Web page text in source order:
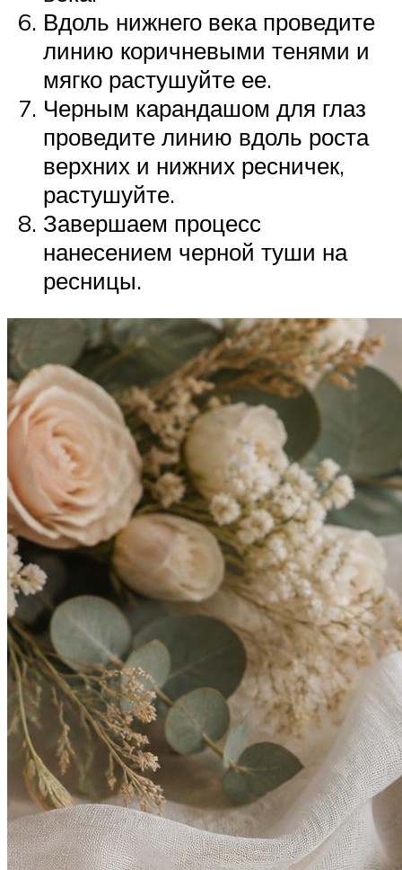
Вдоль нижнего века проведите
линию коричневыми тенями и
мягко растушуйте ее.
Черным карандашом для глаз
проведите линию вдоль роста
верхних и нижних ресничек,
растушуйте.
Завершаем процесс
нанесением черной туши на
ресницы.